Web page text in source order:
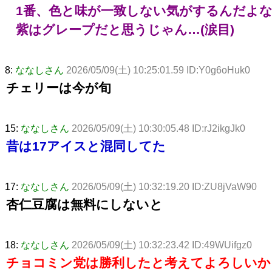
1番、色と味が一致しない気がするんだよ
紫はグレープだと思うじゃん…(涙目)
8: ななしさん 2026/05/09(土) 10:25:01.59 ID:Y0g6oHuk0
チェリーは今が旬
15: ななしさん 2026/05/09(土) 10:30:05.48 ID:rJ2ikgJk0
昔は17アイスと混同してた
17: ななしさん 2026/05/09(土) 10:32:19.20 ID:ZU8jVaW90
杏仁豆腐は無料にしないと
18: ななしさん 2026/05/09(土) 10:32:23.42 ID:49WUifgz0
チョコミン党は勝利したと考えてよろしい